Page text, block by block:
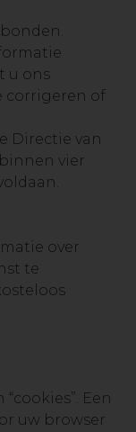
u ons
corrigeren of
Directie van
vier
over
te
Een
uw browser